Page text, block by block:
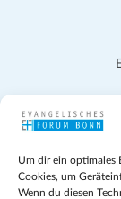
Um dir ein optimales
Cookies, um
Wenn du diesen
Veranstaltungen
eingehen, zu
anregen und